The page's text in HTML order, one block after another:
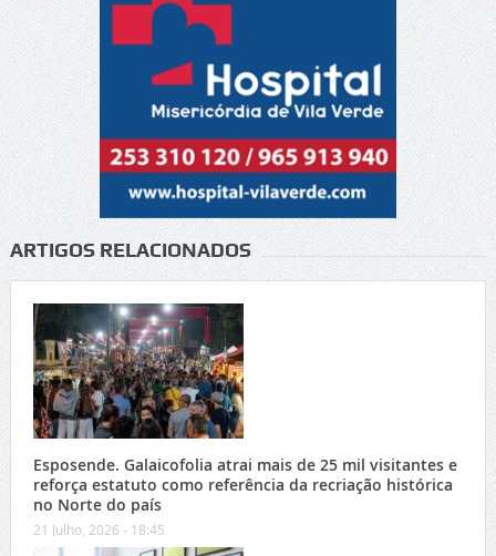
ARTIGOS RELACIONADOS
Esposende. Galaicofolia atrai mais de 25 mil visitantes e
reforça estatuto como referência da recriação histórica
no Norte do país
21 Julho, 2026 - 18:45